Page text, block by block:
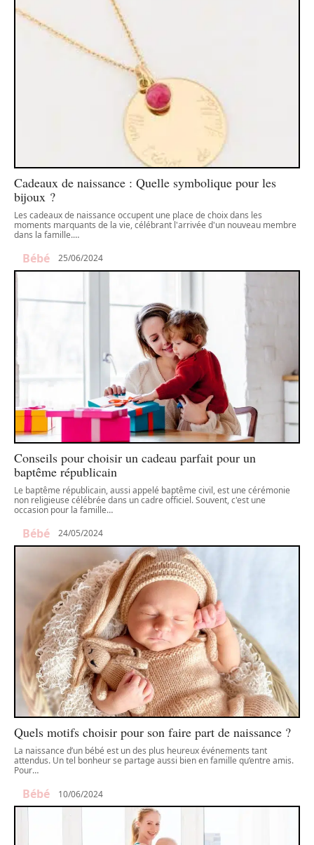
Cadeaux de naissance : Quelle symbolique pour les
bijoux ?
Les cadeaux de naissance occupent une place de choix dans les
moments marquants de la vie, célébrant l'arrivée d'un nouveau membre
dans la famille.…
Bébé 25/06/2024
Conseils pour choisir un cadeau parfait pour un
baptême républicain
Le baptême républicain, aussi appelé baptême civil, est une cérémonie
non religieuse célébrée dans un cadre officiel. Souvent, c'est une
occasion pour la famille…
Bébé 24/05/2024
Quels motifs choisir pour son faire part de naissance ?
La naissance d’un bébé est un des plus heureux événements tant
attendus. Un tel bonheur se partage aussi bien en famille qu’entre amis.
Pour…
Bébé 10/06/2024